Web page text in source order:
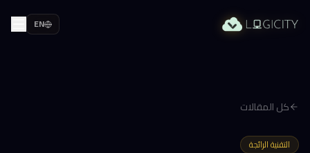
EN
كل المقالات
التقنية الرائجة